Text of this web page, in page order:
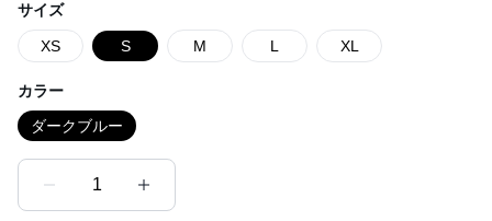
サイズ
XS S M L XL
カラー
ダークブルー
1